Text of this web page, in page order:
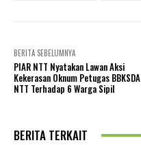
BERITA SEBELUMNYA
PIAR NTT Nyatakan Lawan Aksi
Kekerasan Oknum Petugas BBKSDA
NTT Terhadap 6 Warga Sipil
BERITA TERKAIT